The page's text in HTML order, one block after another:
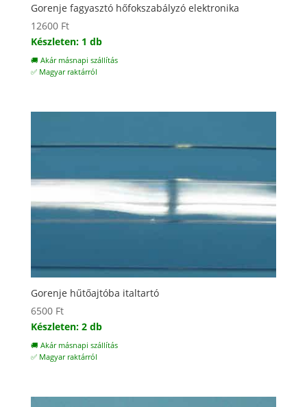
Gorenje fagyasztó hőfokszabályzó elektronika
12600 Ft
Készleten: 1 db
🚚 Akár másnapi szállítás
✅ Magyar raktárról
Gorenje hűtőajtóba italtartó
6500 Ft
Készleten: 2 db
🚚 Akár másnapi szállítás
✅ Magyar raktárról